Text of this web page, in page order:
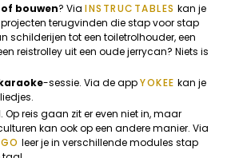
bouwen? ViaINSTRUCTABLES kan je
terugvinden die stap voor stap
schilderijen tot een toiletrolhouder, een
reistrolley uit een oude jerrycan? Niets is
-sessie. Via de appYOKEE kan je
. Op reis gaan zit er even niet in, maar
kan ook op een andere manier. Via
leer je in verschillende modules stap